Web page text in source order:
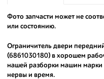
Фото запчасти может не
или состоянию.
Ограничитель двери
(6861030180) в хорошем
нашей разборки машин марки
нервы и время.